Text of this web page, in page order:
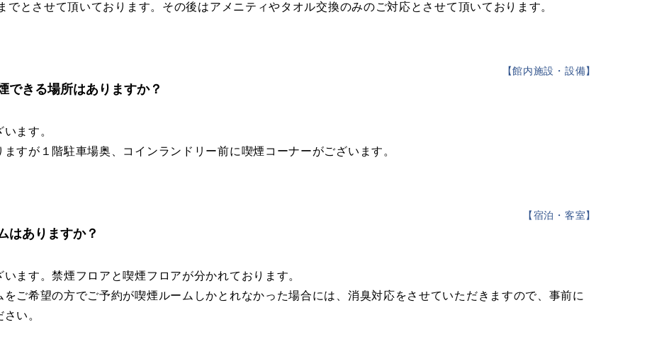
でとさせて頂いております。その後はアメニティやタオル交換のみのご対応とさせて頂いております。
【館内施設・設備】
できる場所はありますか？
ます。
ますが１階駐車場奥、コインランドリー前に喫煙コーナーがございます。
【宿泊・客室】
はありますか？
います。禁煙フロアと喫煙フロアが分かれております。
をご希望の方でご予約が喫煙ルームしかとれなかった場合には、消臭対応をさせていただきますので、事前に
い。